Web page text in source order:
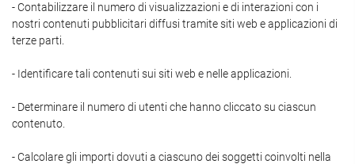
- Contabilizzare il numero di visualizzazioni e di interazioni con i
nostri contenuti pubblicitari diffusi tramite siti web e applicazioni di
terze parti.
- Identificare tali contenuti sui siti web e nelle applicazioni.
- Determinare il numero di utenti che hanno cliccato su ciascun
contenuto.
- Calcolare gli importi dovuti a ciascuno dei soggetti coinvolti nella